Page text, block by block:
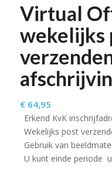
Virtual
wekelijks
€64,95
Erkend KvK
Wekelijks post
Gebruik van
U kunt einde periode